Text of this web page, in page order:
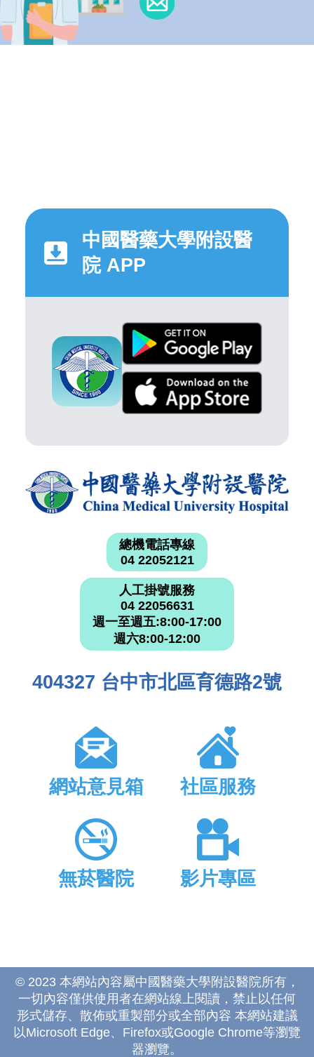
中國醫藥大學附設醫
院 APP
總機電話專線
04 22052121
人工掛號服務
04 22056631
週一至週五:8:00-17:00
週六8:00-12:00
404327 台中市北區育德路2號
網站意見箱 社區服務
無菸醫院 影片專區
© 2023 本網站內容屬中國醫藥大學附設醫院所有，
一切內容僅供使用者在網站線上閱讀，禁止以任何
形式儲存、散佈或重製部分或全部內容 本網站建議
以Microsoft Edge、Firefox或Google Chrome等瀏覽
器瀏覽。